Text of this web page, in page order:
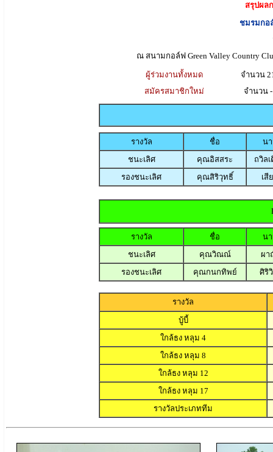
สรุปผล
ชมรมกอ
ณ สนามกอล์ฟ Green Valley Country
ผู้ร่วมงานทั้งหมด
จำนวน
สมัครสมาชิกใหม่
จำนวน
รางวัล ชื่อ
น
ชนะเลิศ
คุณอิสสระ
ถวิล
รองชนะเลิศ
คุณสิริวุทธิ์ เสี
รางวัล ชื่อ
น
ชนะเลิศ
คุณวิณณ์
ผา
รองชนะเลิศ
คุณกนกทิพย์ ศิริ
รางวัล
บู้บี้
ใกล้ธง หลุม 4
ใกล้ธง หลุม 8
ใกล้ธง หลุม 12
ใกล้ธง หลุม 17
รางวัลประเภททีม